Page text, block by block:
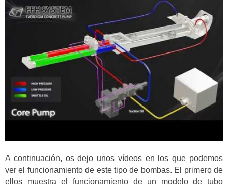
A continuación, os dejo unos vídeos en los que podemos
ver el funcionamiento de este tipo de bombas. El primero de
ellos muestra el funcionamiento de un modelo de tubo